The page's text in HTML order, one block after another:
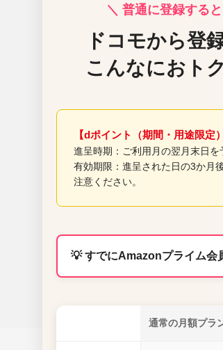
＼ 普通に登録する
ドコモから登
こんなにおト
【dポイント（期間・用途限定
進呈時期：ご利用月の翌月末日を
有効期限：進呈された日の3か月
注意ください。
💡すでにAmazonプライム会
通常の月額プラ